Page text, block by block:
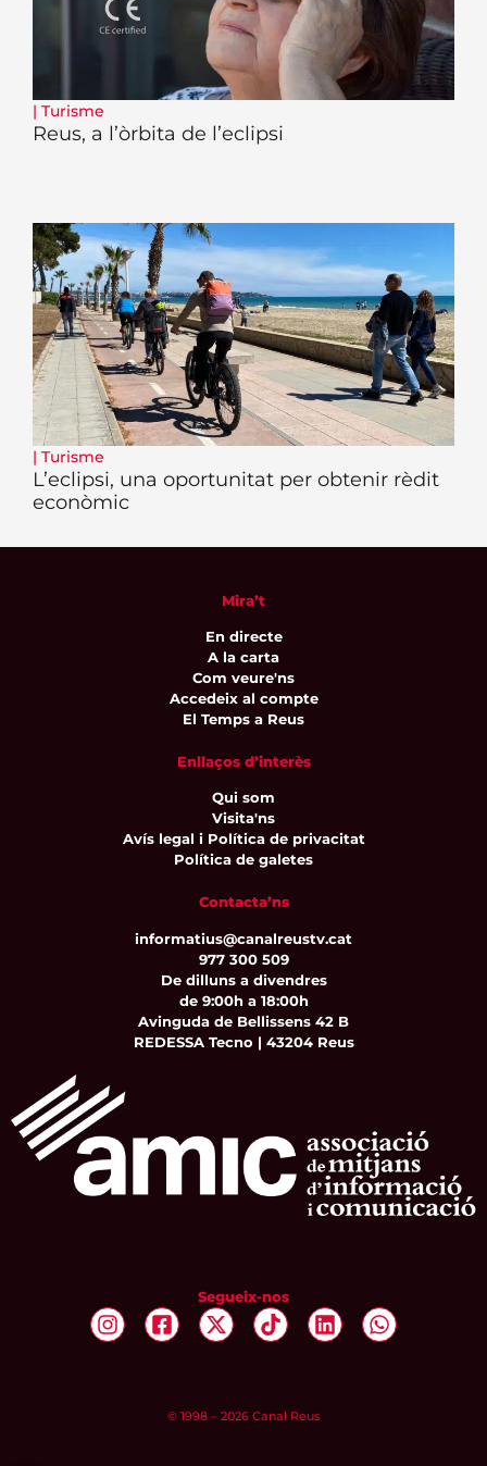
| Turisme
Reus, a l’òrbita de l’eclipsi
| Turisme
L’eclipsi, una oportunitat per obtenir rèdit
econòmic
Mira’t
En directe
A la carta
Com veure'ns
Accedeix al compte
El Temps a Reus
Enllaços d’interès
Qui som
Visita'ns
Avís legal i Política de privacitat
Política de galetes
Contacta’ns
informatius@canalreustv.cat
977 300 509
De dilluns a divendres
de 9:00h a 18:00h
Avinguda de Bellissens 42 B
REDESSA Tecno | 43204 Reus
Segueix-nos
© 1998 – 2026 Canal Reus